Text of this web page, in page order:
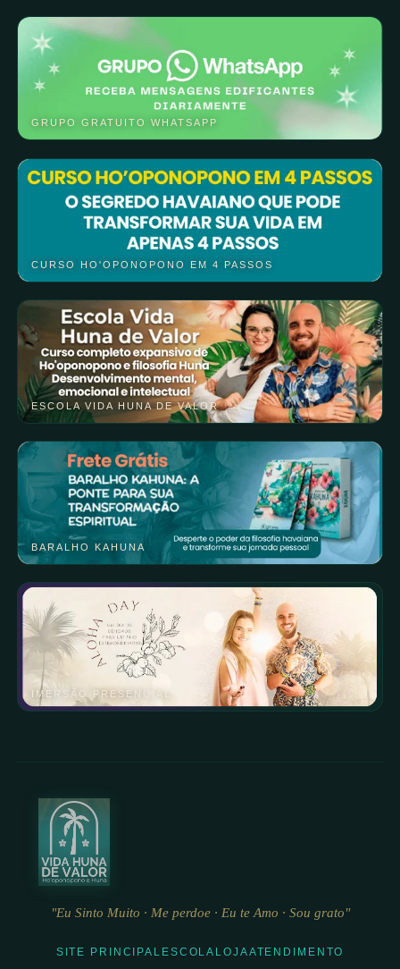
GRUPO GRATUITO WHATSAPP
CURSO HO'OPONOPONO EM 4 PASSOS
ESCOLA VIDA HUNA DE VALOR
BARALHO KAHUNA
IMERSÃO PRESENCIAL
"Eu Sinto Muito · Me perdoe · Eu te Amo · Sou grato"
SITE PRINCIPAL ESCOLA LOJAATENDIMENTO